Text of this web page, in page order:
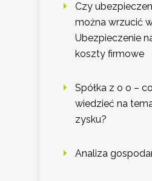
Czy
można wrzucić
Ubezpieczenie
koszty firmowe
Spółka z o o –
wiedzieć na
zysku?
Analiza